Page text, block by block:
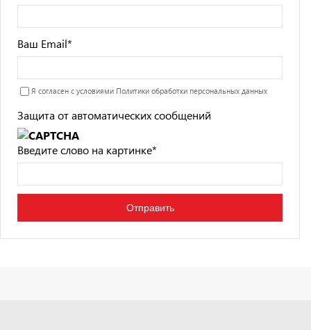
Ваш Email*
Я согласен с условиями Политики обработки персональных данных
Защита от автоматических сообщений
Введите слово на картинке*